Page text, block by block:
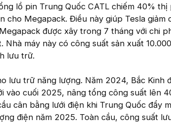
lồ pin Trung Quốc CATL chiếm 40% thị
cho Megapack. Điều này giúp Tesla giảm
được xây trong 7 tháng với chi
máy này có công suất sản xuất 10.000
lưu trữ.
lưu trữ năng lượng. Năm 2024, Bắc Kinh
vào cuối 2025, nâng tổng công suất lên
cân bằng lưới điện khi Trung Quốc đẩy
điện năm 2025. Toàn cầu, công suất